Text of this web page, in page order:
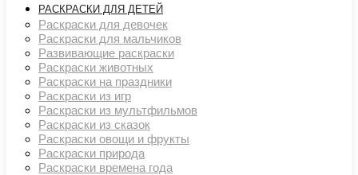
РАСКРАСКИ ДЛЯ ДЕТЕЙ
Раскраски для девочек
Раскраски для мальчиков
Развивающие раскраски
Раскраски животных
Раскраски на праздники
Раскраски из игр
Раскраски из мультфильмов
Раскраски из сказок
Раскраски овощи и фрукты
Раскраски природа
Раскраски времена года